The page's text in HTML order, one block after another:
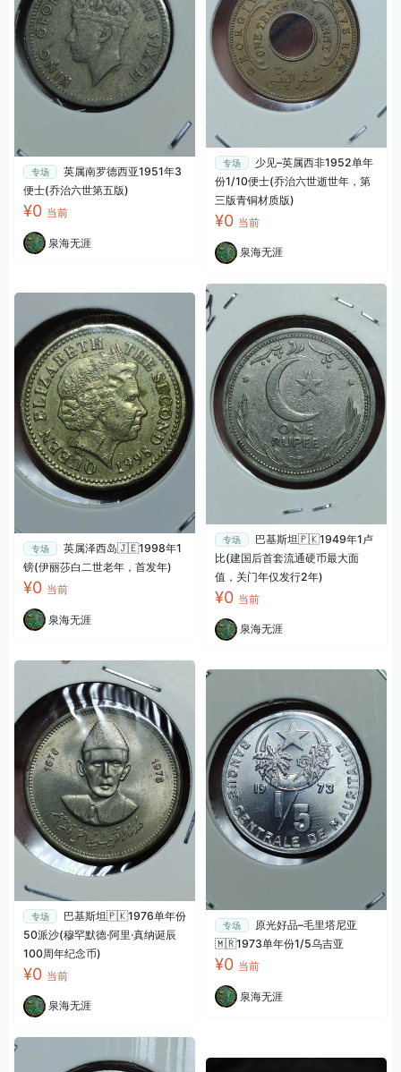
专场
英属南罗德西亚1951年3
便士(乔治六世第五版)
¥0 当前
泉海无涯
专场
少见–英属西非1952单年
份1/10便士(乔治六世逝世年，第
三版青铜材质版)
¥0 当前
泉海无涯
专场
英属泽西岛🇯🇪1998年1
镑(伊丽莎白二世老年，首发年)
¥0 当前
泉海无涯
专场
巴基斯坦🇵🇰1949年1卢
比(建国后首套流通硬币最大面
值，关门年仅发行2年)
¥0 当前
泉海无涯
专场
巴基斯坦🇵🇰1976单年份
50派沙(穆罕默德·阿里·真纳诞辰
100周年纪念币)
¥0 当前
泉海无涯
专场
原光好品–毛里塔尼亚
🇲🇷1973单年份1/5乌吉亚
¥0 当前
泉海无涯